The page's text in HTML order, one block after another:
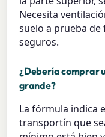
Necesita
suelo a prueba de
seguros.
¿Debería comprar
grande?
La fórmula indica
transportín que